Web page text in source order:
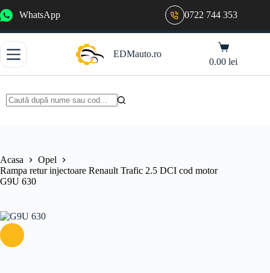
la
WhatsApp 0722 744 353
EDMauto.ro
Coș
de
cumpărături
0.00lei
Acasa
Opel
Rampa retur injectoare Renault Trafic 2.5 DCI cod motor
G9U 630